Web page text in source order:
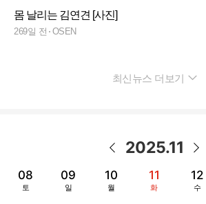
몸 날리는 김연견 [사진]
269일 전 OSEN
최신뉴스 더보기
2025.11
08
토
09
일
10
월
11
화
12
수